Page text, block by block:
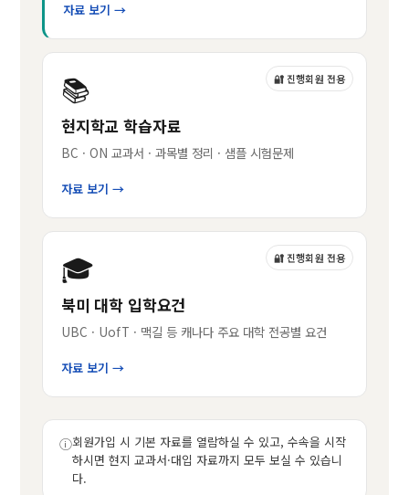
자료 보기 →
🔐 진행회원 전용
📚
현지학교 학습자료
BC · ON 교과서 · 과목별 정리 · 샘플 시험문제
자료 보기 →
🔐 진행회원 전용
🎓
북미 대학 입학요건
UBC · UofT · 맥길 등 캐나다 주요 대학 전공별 요건
자료 보기 →
ⓘ회원가입 시 기본 자료를 열람하실 수 있고, 수속을 시작
하시면 현지 교과서·대입 자료까지 모두 보실 수 있습니
다.